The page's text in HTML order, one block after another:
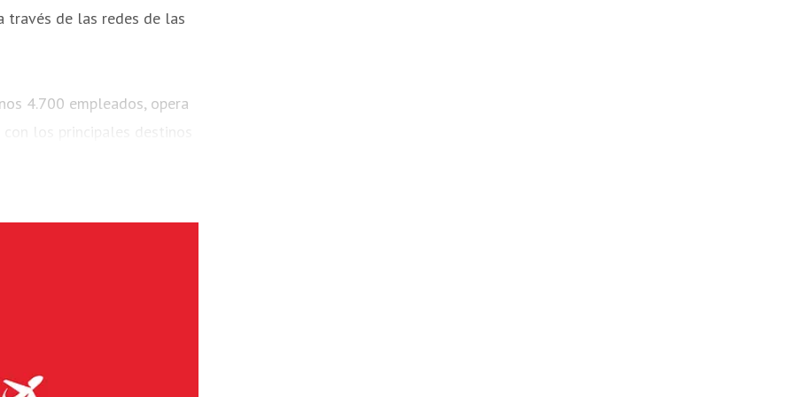
través de las redes de las
4.700 empleados, opera
los principales destinos
de pasajeros y
y 737 MAX 8.
E190-E2. Widerøe